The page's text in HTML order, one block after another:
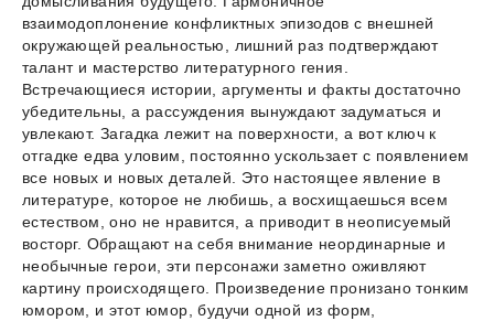
взаимодоплонение конфликтных эпизодов с внешней
окружающей реальностью, лишний раз подтверждают
талант и мастерство литературного гения.
Встречающиеся истории, аргументы и факты достаточно
убедительны, а рассуждения вынуждают задуматься и
увлекают. Загадка лежит на поверхности, а вот ключ к
отгадке едва уловим, постоянно ускользает с появлением
все новых и новых деталей. Это настоящее явление в
литературе, которое не любишь, а восхищаешься всем
естеством, оно не нравится, а приводит в неописуемый
восторг. Обращают на себя внимание неординарные и
необычные герои, эти персонажи заметно оживляют
картину происходящего. Произведение пронизано тонким
юмором, и этот юмор, будучи одной из форм,